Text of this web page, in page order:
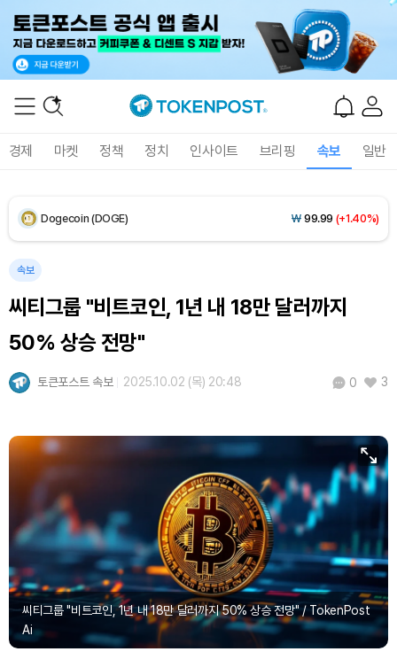
경제 마켓 정책 정치 인사이트 브리핑 속보 일반
XRP (XRP) ₩ 1,469(+1.06%)
Dogecoin (DOGE) ₩ 99.99 (+1.40%)
속보
씨티그룹 "비트코인, 1년 내 18만 달러까지
50% 상승 전망"
토큰포스트 속보 2025.10.02 (목) 20:48 0 3
씨티그룹 "비트코인, 1년 내 18만 달러까지 50% 상승 전망" / TokenPost
Ai